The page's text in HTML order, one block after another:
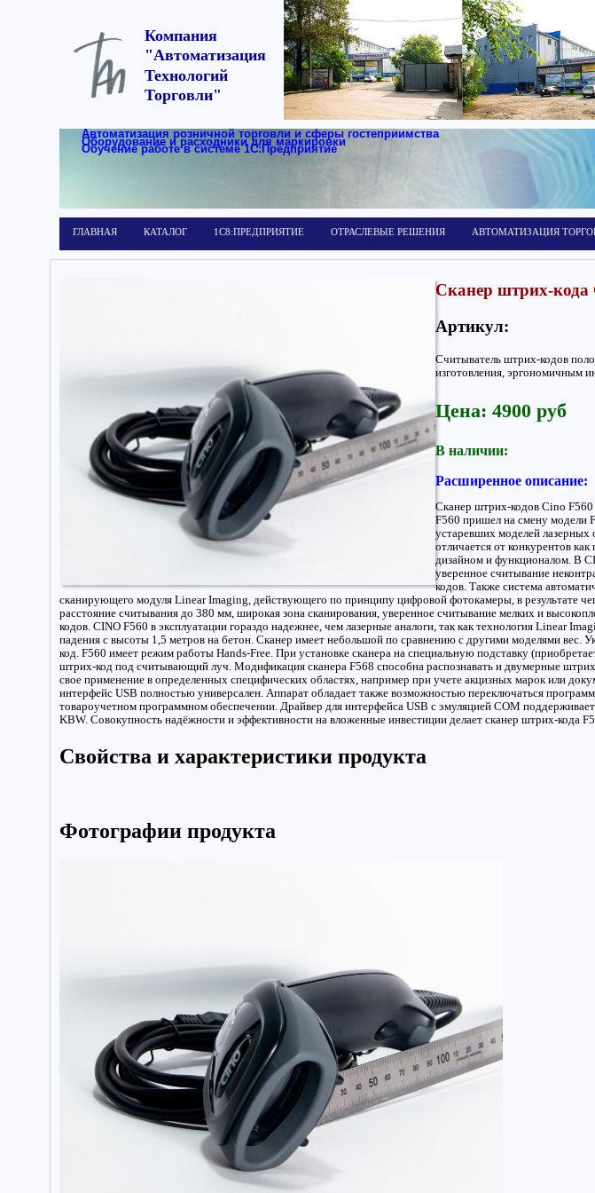
Компания
"Автоматизация
Технологий
Торговли"
Автоматизация розничной торговли и сферы гостеприимства
Оборудование и расходники для маркировки
Обучение работе в системе 1С:Предприятие
ГЛАВНАЯ КАТАЛОГ 1С8:ПРЕДПРИЯТИЕ ОТРАСЛЕВЫЕ РЕШЕНИЯ АВТОМАТИЗАЦИЯ
Сканер штрих-кода
Артикул:
Считыватель штрих-кодов
изготовления, эргономичным
Цена: 4900 руб
В наличии:
Расширенное описание:
Сканер штрих-кодов Cino F560
F560 пришел на смену модели
устаревших моделей лазерных
отличается от конкурентов
дизайном и функционалом. В
уверенное считывание
кодов. Также система
сканирующего модуля Linear Imaging, действующего по принципу цифровой фотокамеры, в результате
расстояние считывания до 380 мм, широкая зона сканирования, уверенное считывание мелких и
кодов. CINO F560 в эксплуатации гораздо надежнее, чем лазерные аналоги, так как технология Linear
падения с высоты 1,5 метров на бетон. Сканер имеет небольшой по сравнению с другими моделями
код. F560 имеет режим работы Hands-Free. При установке сканера на специальную подставку
штрих-код под считывающий луч. Модификация сканера F568 способна распознавать и двумерные
свое применение в определенных специфических областях, например при учете акцизных марок или
интерфейс USB полностью универсален. Аппарат обладает также возможностью переключаться
товароучетном программном обеспечении. Драйвер для интерфейса USB с эмуляцией COM
KBW. Совокупность надёжности и эффективности на вложенные инвестиции делает сканер штрих-кода
Свойства и характеристики продукта
Фотографии продукта